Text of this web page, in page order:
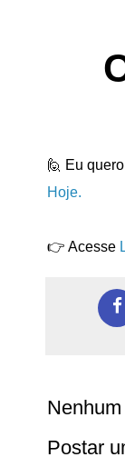
🙋 Eu
Hoje.
👉 Acesse
Postar